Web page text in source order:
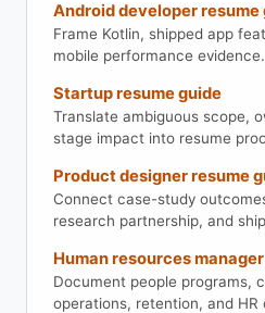
Android developer resume
Frame Kotlin, shipped app
mobile performance evidence.
Startup resume guide
Translate ambiguous scope,
stage impact into resume
Product designer resume
Connect case-study
research partnership, and
Human resources
Document people programs,
operations, retention, and HR